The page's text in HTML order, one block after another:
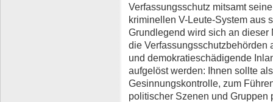
Verfassungsschutz mitsamt
kriminellen V-Leute-System aus
Grundlegend wird sich an
die Verfassungsschutzbehörden
und demokratieschädigende
aufgelöst werden: Ihnen sollte
Gesinnungskontrolle, zum
politischer Szenen und